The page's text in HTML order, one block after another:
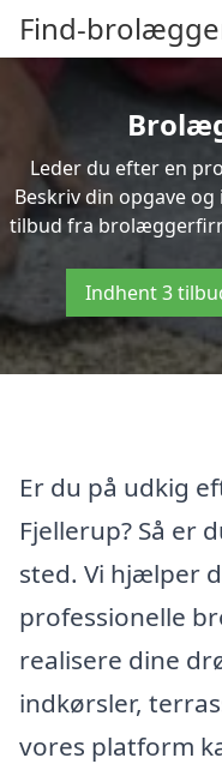
Find-
Leder du efter en
Beskriv din opgave
tilbud fra
Indhent 3
Er du på udkig
Fjellerup? Så er
sted. Vi hjælper
professionelle
realisere dine
indkørsler,
vores platform